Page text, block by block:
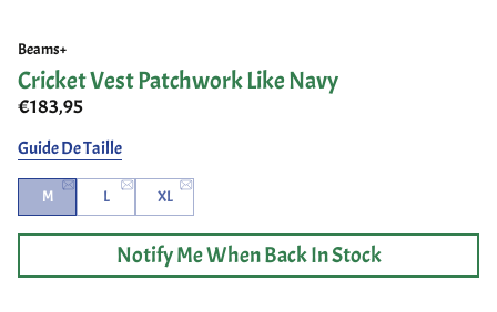
Beams+
Cricket Vest Patchwork Like Navy
€183,95
Guide De Taille
M L XL
Notify Me When Back In Stock